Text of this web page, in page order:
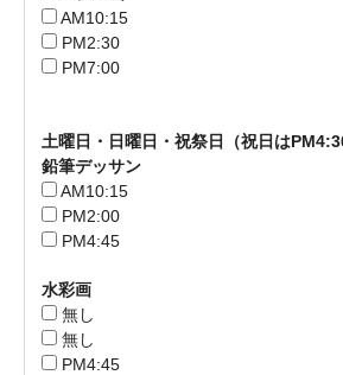
AM10:15
PM2:30
PM7:00
土曜日・日曜日・祝祭日（祝日は
鉛筆デッサン
AM10:15
PM2:00
PM4:45
水彩画
無し
無し
PM4:45